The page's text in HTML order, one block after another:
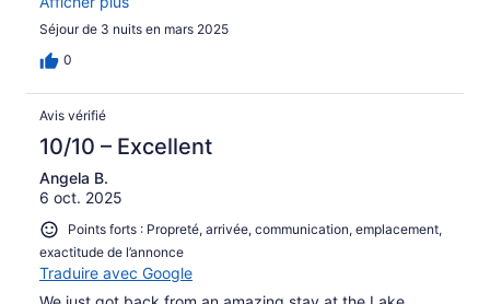
Séjour de 3 nuits en mars 2025
0
Avis vérifié
10/10 – Excellent
Angela B.
6 oct. 2025
Points forts : Propreté, arrivée, communication, emplacement,
exactitude de l’annonce
Traduire avec Google